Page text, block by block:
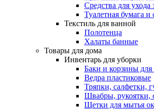
Средства для ухода
Туалетная бумага
Текстиль для ванной
Полотенца
Халаты банные
Товары для дома
Инвентарь для уборки
Баки и корзины для
Ведра пластиковые
Тряпки, салфетки,
Швабры, рукоятки,
Щетки для мытья